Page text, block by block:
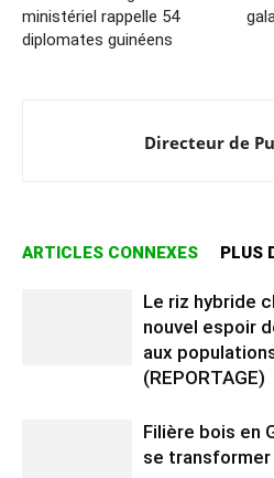
ministériel rappelle 54
diplomates guinéens
Directeur de
ARTICLES CONNEXES PLUS
Le riz hybride
nouvel espoir
aux
(REPORTAGE)
Filière bois en
se